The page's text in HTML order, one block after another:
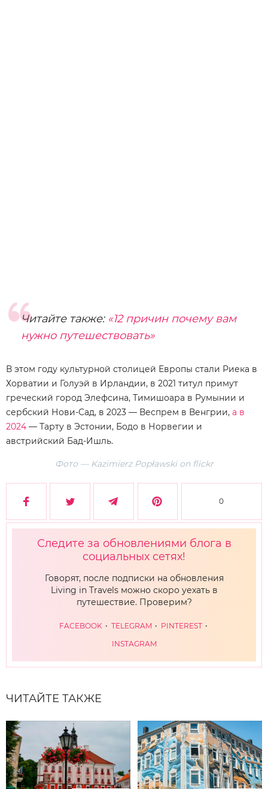
Читайте также: «12 причин почему вам
нужно путешествовать»
В этом году культурной столицей Европы стали Риека в
Хорватии и Голуэй в Ирландии, в 2021 титул примут
греческий город Элефсина, Тимишоара в Румынии и
сербский Нови-Сад, в 2023 — Веспрем в Венгрии, а в
2024 — Тарту в Эстонии, Бодо в Норвегии и
австрийский Бад-Ишль.
Фото — Kazimierz Popławski on flickr
0
Следите за обновлениями блога в
социальных сетях!
Говорят, после подписки на обновления
Living in Travels можно скоро уехать в
путешествие. Проверим?
FACEBOOK TELEGRAM
PINTEREST
INSTAGRAM
ЧИТАЙТЕ ТАКЖЕ